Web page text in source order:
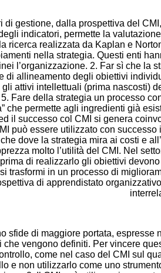
gestione, dalla prospettiva del
indicatori, permette la
ricerca realizzata da Kaplan e
nella strategia. Questi enti
l’organizzazione. 2. Far sì che la
di allineamento degli obiettivi
attivi intellettuali (prima nascosti)
Fare della strategia un processo
che permette agli ingredienti già
il successo col CMI si genera
può essere utilizzato con
dove la strategia mira ai costi e
molto l’utilità del CMI. Nel
di realizzarlo gli obiettivi
trasformi in un processo di
di apprendistato
sfide di maggiore portata,
vengono definiti. Per vincere
come nel caso del CMI sul
e non utilizzarlo come uno